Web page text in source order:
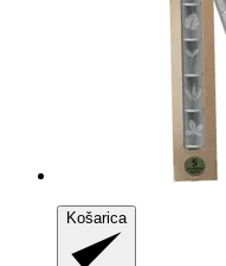
Košarica